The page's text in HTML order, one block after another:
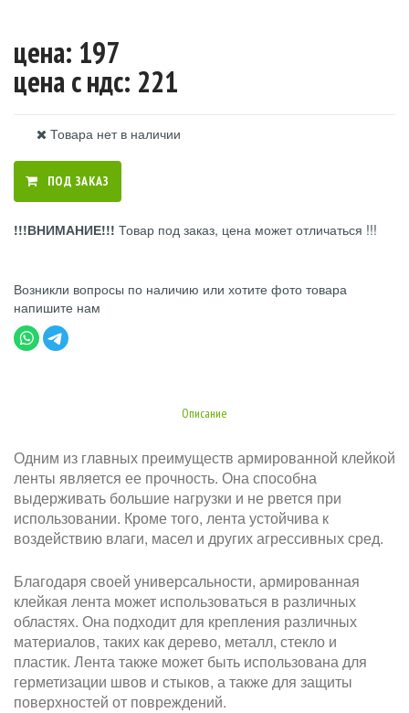
цена: 197
цена c ндс: 221
Товара нет в наличии
ПОД ЗАКАЗ
!!!ВНИМАНИЕ!!! Товар под заказ, цена может отличаться !!!
Возникли вопросы по наличию или хотите фото товара
напишите нам
Описание
Одним из главных преимуществ армированной клейкой
ленты является ее прочность. Она способна
выдерживать большие нагрузки и не рвется при
использовании. Кроме того, лента устойчива к
воздействию влаги, масел и других агрессивных сред.
Благодаря своей универсальности, армированная
клейкая лента может использоваться в различных
областях. Она подходит для крепления различных
материалов, таких как дерево, металл, стекло и
пластик. Лента также может быть использована для
герметизации швов и стыков, а также для защиты
поверхностей от повреждений.